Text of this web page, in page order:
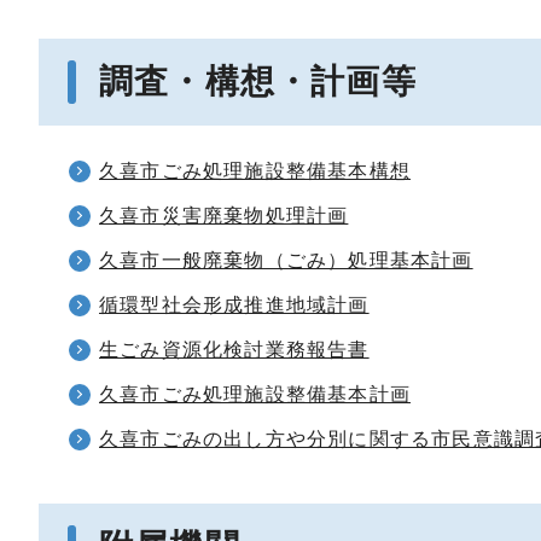
調査・構想・計画等
久喜市ごみ処理施設整備基本構想
久喜市災害廃棄物処理計画
久喜市一般廃棄物（ごみ）処理基本計画
循環型社会形成推進地域計画
生ごみ資源化検討業務報告書
久喜市ごみ処理施設整備基本計画
久喜市ごみの出し方や分別に関する市民意識調